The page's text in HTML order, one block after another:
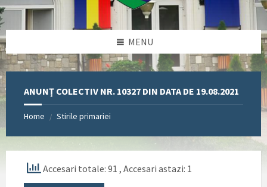
MENU
ANUNȚ COLECTIV NR. 10327 DIN DATA DE 19.08.2021
Home / Stirile primariei
Accesari totale: 91 , Accesari astazi: 1